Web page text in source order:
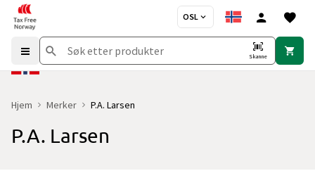
OSL
Skanne
Hjem Merker P.A. Larsen
P.A. Larsen